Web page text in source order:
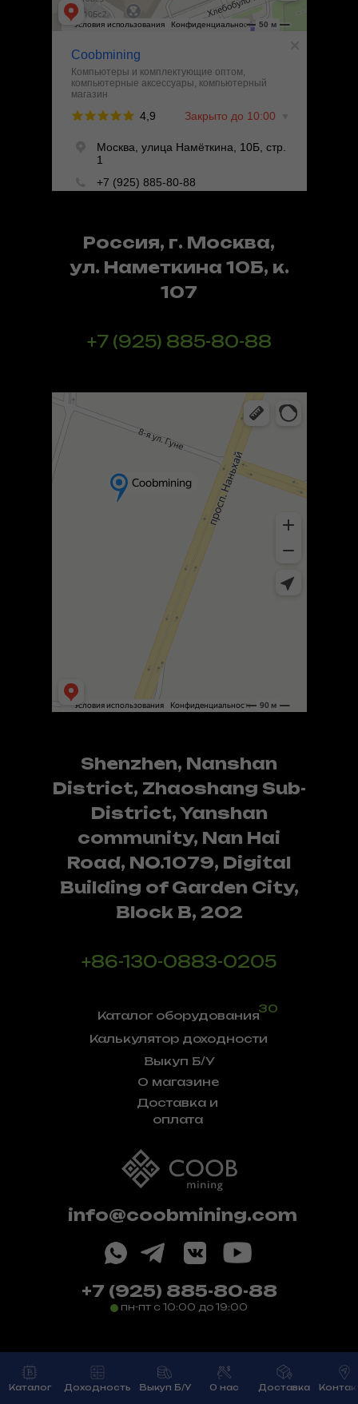
Каталог Доходность Выкуп Б/У О нас Доставка
О магазине
+7 (925) 885-80-88
пн-пт с 10:00 до 19:00
Калькулятор доходности
Выкуп Б/У
Доставка и
оплата
Каталог оборудования
30
ОГРН: 1215000104527
info@coobmining.com
Сайт разработан — webisback.ru
Шэньчжэнь
Яндекс Карты — транспорт, навигация, поиск мест
Россия, г. Москва,
ул. Наметкина 10Б, к.
107
+7 (925) 885-80-88
Shenzhen, Nanshan
District, Zhaoshang Sub-
District, Yanshan
community, Nan Hai
Road, NO.1079, Digital
Building of Garden City,
Block B, 202
+86-130-0883-0205